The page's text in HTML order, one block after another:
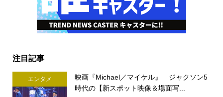
注目記事
エンタメ
映画『Michael／マイケル』 ジャクソン5
時代の【新スポット映像＆場面写...